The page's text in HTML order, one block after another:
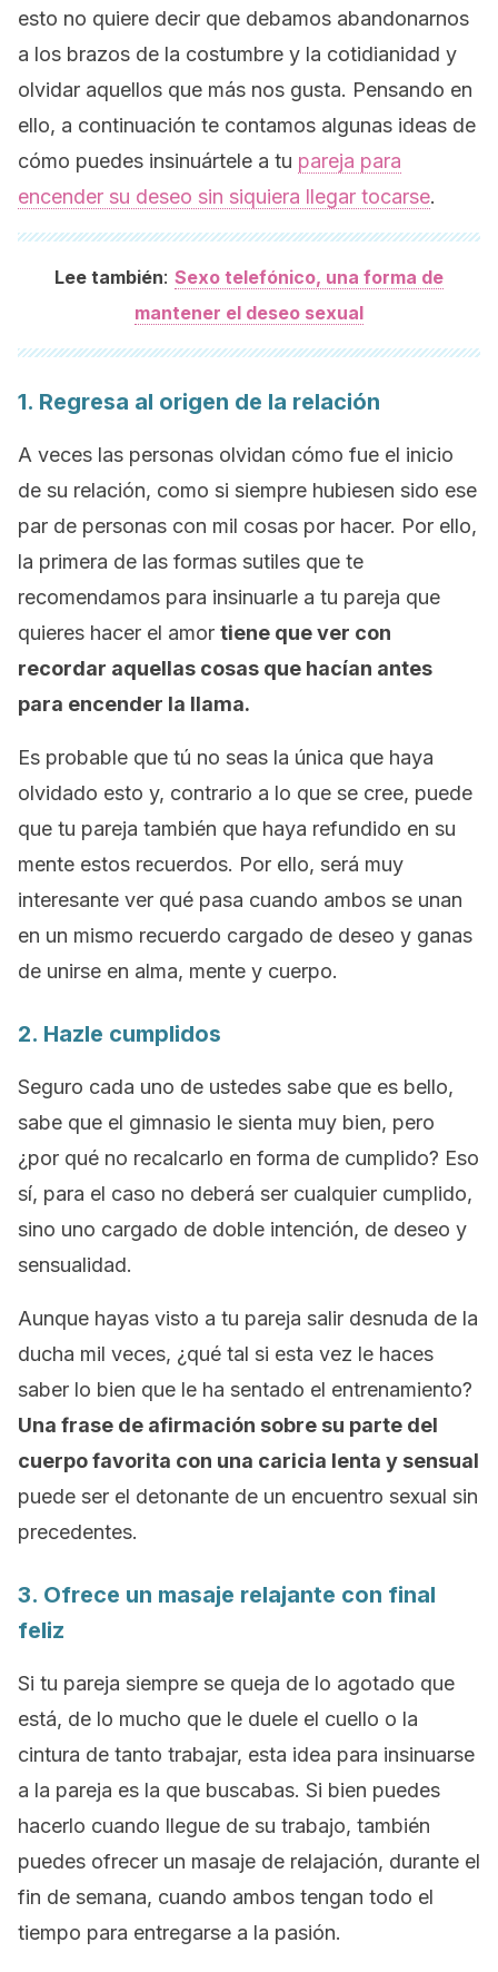
esto no quiere decir que debamos abandonarnos
a los brazos de la costumbre y la cotidianidad y
olvidar aquellos que más nos gusta. Pensando en
ello, a continuación te contamos algunas ideas de
cómo puedes insinuártele a tu pareja para
encender su deseo sin siquiera llegar tocarse.
Lee también: Sexo telefónico, una forma de
mantener el deseo sexual
1. Regresa al origen de la relación
A veces las personas olvidan cómo fue el inicio
de su relación, como si siempre hubiesen sido ese
par de personas con mil cosas por hacer. Por ello,
la primera de las formas sutiles que te
recomendamos para insinuarle a tu pareja que
quieres hacer el amor tiene que ver con
recordar aquellas cosas que hacían antes
para encender la llama.
Es probable que tú no seas la única que haya
olvidado esto y, contrario a lo que se cree, puede
que tu pareja también que haya refundido en su
mente estos recuerdos. Por ello, será muy
interesante ver qué pasa cuando ambos se unan
en un mismo recuerdo cargado de deseo y ganas
de unirse en alma, mente y cuerpo.
2. Hazle cumplidos
Seguro cada uno de ustedes sabe que es bello,
sabe que el gimnasio le sienta muy bien, pero
¿por qué no recalcarlo en forma de cumplido? Eso
sí, para el caso no deberá ser cualquier cumplido,
sino uno cargado de doble intención, de deseo y
sensualidad.
Aunque hayas visto a tu pareja salir desnuda de la
ducha mil veces, ¿qué tal si esta vez le haces
saber lo bien que le ha sentado el entrenamiento?
Una frase de afirmación sobre su parte del
cuerpo favorita con una caricia lenta y sensual
puede ser el detonante de un encuentro sexual sin
precedentes.
3. Ofrece un masaje relajante con final
feliz
Si tu pareja siempre se queja de lo agotado que
está, de lo mucho que le duele el cuello o la
cintura de tanto trabajar, esta idea para insinuarse
a la pareja es la que buscabas. Si bien puedes
hacerlo cuando llegue de su trabajo, también
puedes ofrecer un masaje de relajación, durante el
fin de semana, cuando ambos tengan todo el
tiempo para entregarse a la pasión.